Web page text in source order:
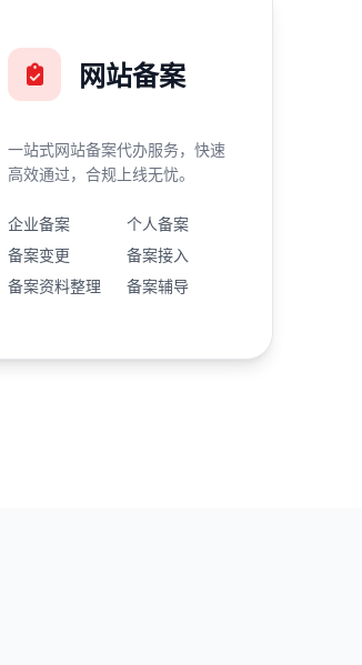
网站备案
一站式网站备案代办服务，快速
高效通过，合规上线无忧。
企业备案
个人备案
备案变更
备案接入
备案资料整理
备案辅导